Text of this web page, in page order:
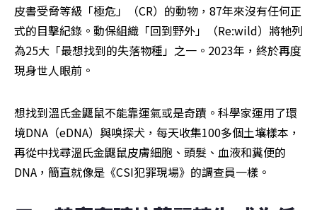
皮書受脅等級「極危」（CR）的動物，87年來沒有任何正
式的目擊紀錄。動保組織「回到野外」（Re:wild）將牠列
為25大「最想找到的失落物種」之一。2023年，終於再度
現身世人眼前。
想找到溫氏金鼴鼠不能靠運氣或是奇蹟。科學家運用了環
境DNA（eDNA）與嗅探犬，每天收集100多個土壤樣本，
再從中找尋溫氏金鼴鼠皮膚細胞、頭髮、血液和糞便的
DNA，簡直就像是《CSI犯罪現場》的調查員一樣。